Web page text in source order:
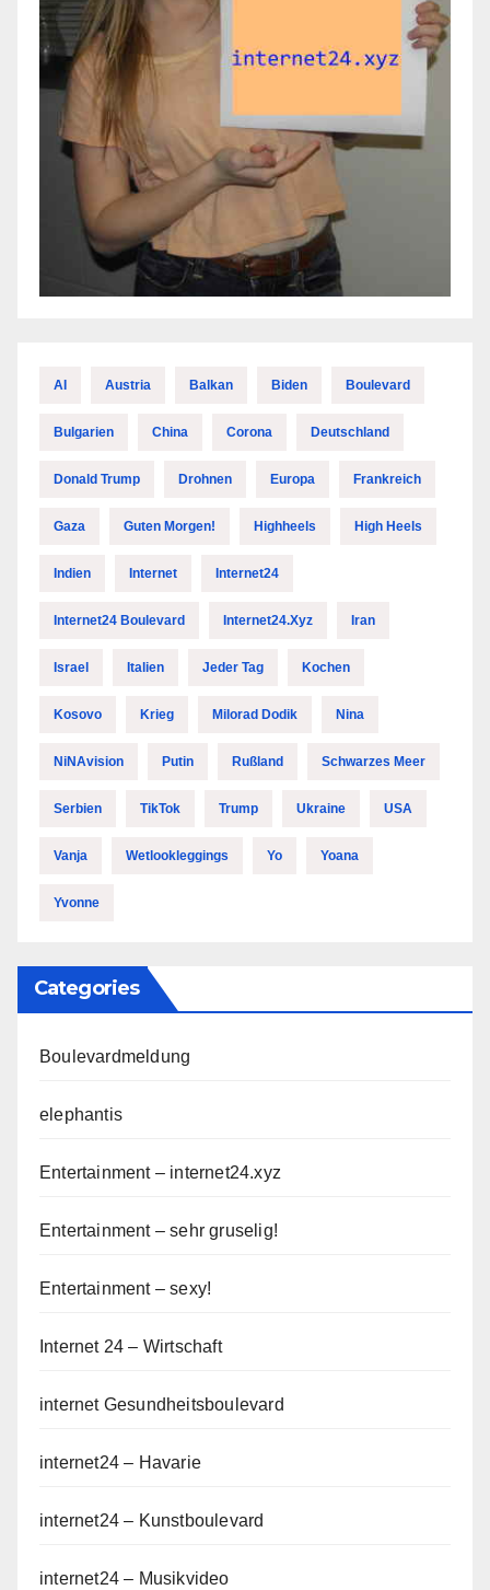
AI Austria Balkan Biden Boulevard
Bulgarien China Corona Deutschland
Donald Trump Drohnen Europa Frankreich
Gaza Guten Morgen! Highheels High Heels
Indien Internet Internet24
Internet24 Boulevard Internet24.xyz Iran
Israel Italien Jeder Tag Kochen
Kosovo Krieg Milorad Dodik Nina
NiNAvision Putin Rußland Schwarzes Meer
Serbien TikTok Trump Ukraine USA
Vanja Wetlookleggings Yo Yoana
Yvonne
Categories
Boulevardmeldung
elephantis
Entertainment – internet24.xyz
Entertainment – sehr gruselig!
Entertainment – sexy!
Internet 24 – Wirtschaft
internet Gesundheitsboulevard
internet24 – Havarie
internet24 – Kunstboulevard
internet24 – Musikvideo